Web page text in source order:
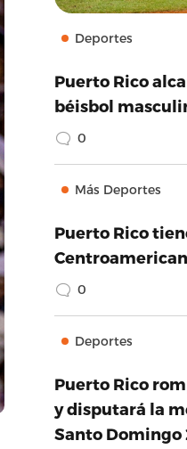
Deportes
Puerto Rico
béisbol
0
Más Deportes
Puerto Rico
0
Deportes
Puerto Rico
y disputará la
Santo Domingo